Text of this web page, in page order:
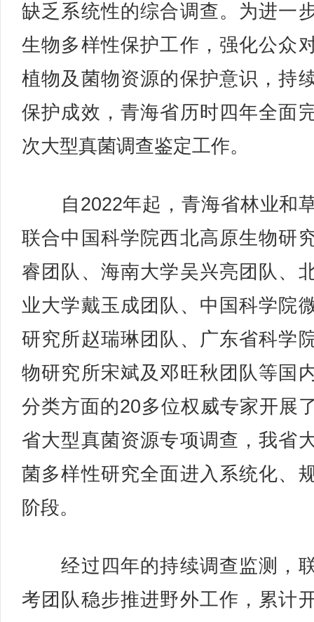
缺乏系统性的综合调查。为进一
生物多样性保护工作，强化公众
植物及菌物资源的保护意识，持
保护成效，青海省历时四年全面
次大型真菌调查鉴定工作。
自2022年起，青海省林业和
联合中国科学院西北高原生物研
睿团队、海南大学吴兴亮团队、
业大学戴玉成团队、中国科学院
研究所赵瑞琳团队、广东省科学
物研究所宋斌及邓旺秋团队等国
分类方面的20多位权威专家开展
省大型真菌资源专项调查，我省
菌多样性研究全面进入系统化、
阶段。
经过四年的持续调查监测，
考团队稳步推进野外工作，累计